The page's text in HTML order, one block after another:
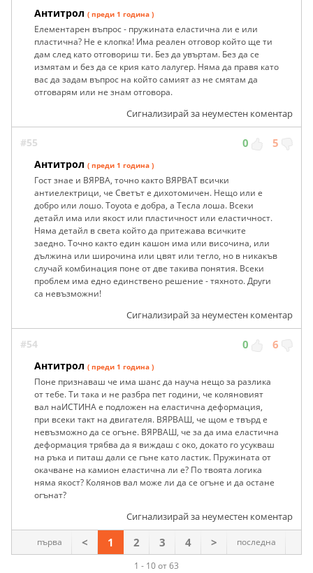
Антитрол ( преди 1 година )
Елементарен въпрос - пружината еластична ли е или
пластична? Не е клопка! Има реален отговор който ще ти
дам след като отговориш ти. Без да увъртам. Без да се
измятам и без да се крия като лалугер. Няма да правя като
вас да задам въпрос на който самият аз не смятам да
отговарям или не знам отговора.
Сигнализирай за неуместен коментар
#55 0 5
Антитрол ( преди 1 година )
Гост знае и ВЯРВА, точно както ВЯРВАТ всички
антиелектрици, че Светът е дихотомичен. Нещо или е
добро или лошо. Toyota е добра, а Тесла лоша. Всеки
детайл има или якост или пластичност или еластичност.
Няма детайл в света който да притежава всичките
заедно. Точно както един кашон има или височина, или
дължина или широчина или цвят или тегло, но в никакъв
случай комбинация поне от две такива понятия. Всеки
проблем има едно единствено решение - тяхното. Други
са невъзможни!
Сигнализирай за неуместен коментар
#54 0 6
Антитрол ( преди 1 година )
Поне признаваш че има шанс да науча нещо за разлика
от тебе. Ти така и не разбра пет години, че коляновият
вал наИСТИНА е подложен на еластична деформация,
при всеки такт на двигателя. ВЯРВАШ, че щом е твърд е
невъзможно да се огъне. ВЯРВАШ, че за да има еластична
деформация трябва да я виждаш с око, докато го усукваш
на ръка и питаш дали се гъне като ластик. Пружината от
окачване на камион еластична ли е? По твоята логика
няма якост? Колянов вал може ли да се огъне и да остане
огънат?
Сигнализирай за неуместен коментар
1 - 10 от 63
първа < 1 2 3 4 > последна